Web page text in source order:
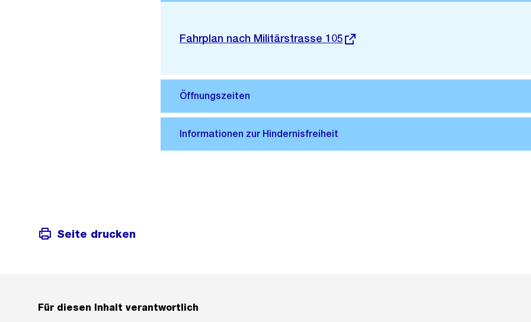
Externer
Fahrplan nach Militärstrasse 105
Seite drucken
Für diesen Inhalt verantwortlich